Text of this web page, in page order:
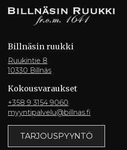
Billnäsin ruukki
Ruukintie 8
10330 Billnäs
Kokousvaraukset
+358 9 3154 9060
myyntipalvelu@billnas.fi
TARJOUSPYYNTÖ